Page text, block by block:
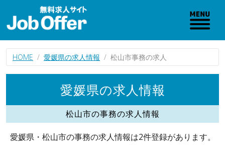
HOME 愛媛県の求人情報 松山市事務の求人
愛媛県の求人情報
松山市の事務の求人情報
愛媛県・松山市の事務の求人情報は2件登録があります。